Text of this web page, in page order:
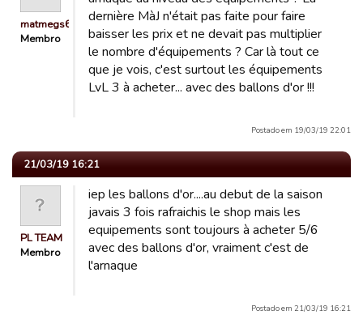
matmegs62
Membro
dernière MàJ n'était pas faite pour faire
baisser les prix et ne devait pas multiplier
le nombre d'équipements ? Car là tout ce
que je vois, c'est surtout les équipements
LvL 3 à acheter... avec des ballons d'or !!!
Postado em 19/03/19 22:01
21/03/19 16:21
PL TEAM
Membro
iep les ballons d'or....au debut de la saison
javais 3 fois rafraichis le shop mais les
equipements sont toujours à acheter 5/6
avec des ballons d'or, vraiment c'est de
l'arnaque
Postado em 21/03/19 16:21